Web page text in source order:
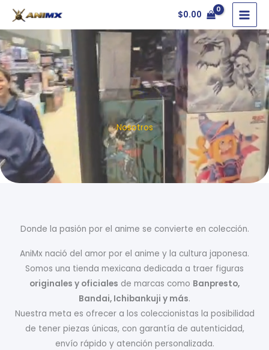
contenido
$0.00
Nosotros
Donde la pasión por el anime se convierte en colección.
AniMx nació del amor por el anime y la cultura japonesa.
Somos una tienda mexicana dedicada a traer figuras
originales y oficiales de marcas como Banpresto,
Bandai, Ichibankuji y más.
Nuestra meta es ofrecer a los coleccionistas la posibilidad
de tener piezas únicas, con garantía de autenticidad,
envío rápido y atención personalizada.